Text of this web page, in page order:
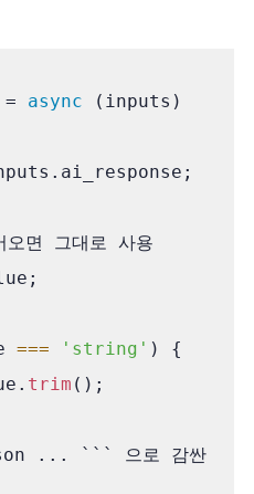
= async
=== 'string' ) {
trim ();